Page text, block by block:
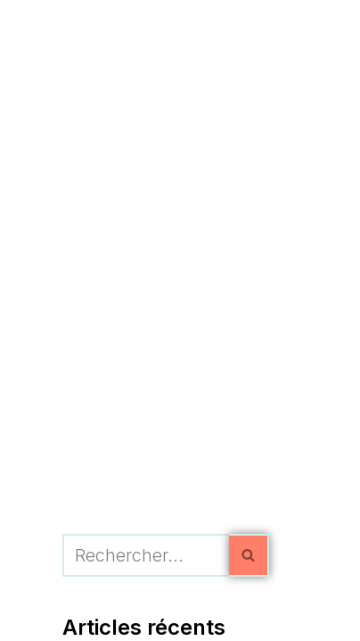
Articles récents